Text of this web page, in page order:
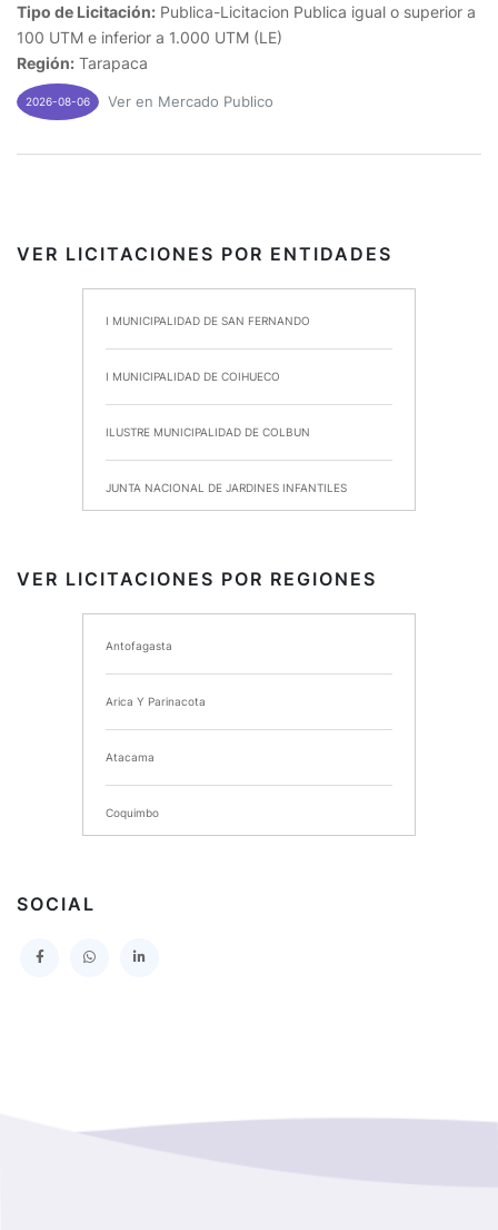
Tipo de Licitación: Publica-Licitacion Publica igual o superior a
100 UTM e inferior a 1.000 UTM (LE)
Región: Tarapaca
2026-08-06 Ver en Mercado Publico
VER LICITACIONES POR ENTIDADES
I MUNICIPALIDAD DE SAN FERNANDO
I MUNICIPALIDAD DE COIHUECO
ILUSTRE MUNICIPALIDAD DE COLBUN
JUNTA NACIONAL DE JARDINES INFANTILES
I MUNICIPALIDAD DE CHIMBARONGO
INSTITUTO NACIONAL DE DEPORTES DE CHILE
SERVICIO DE SALUD DEL MAULE HOSPITAL DE
TALCA
I MUNICIPALIDAD DE PROVIDENCIA
SERVICIO DE SALUD TALCAHUANO HOSPITAL DE
GOBERNACION PROVINCIAL DE TALCA
VER LICITACIONES POR REGIONES
Antofagasta
Arica Y Parinacota
Atacama
Coquimbo
SOCIAL